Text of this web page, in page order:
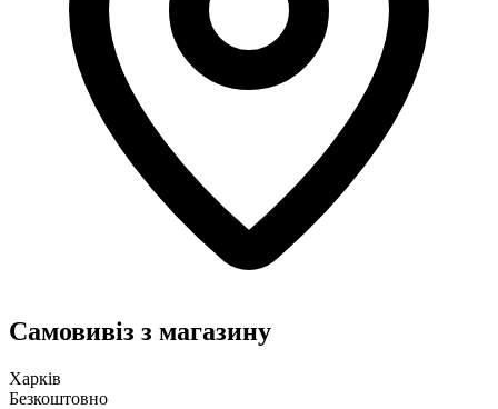
Самовивіз з магазину
Харків
Безкоштовно